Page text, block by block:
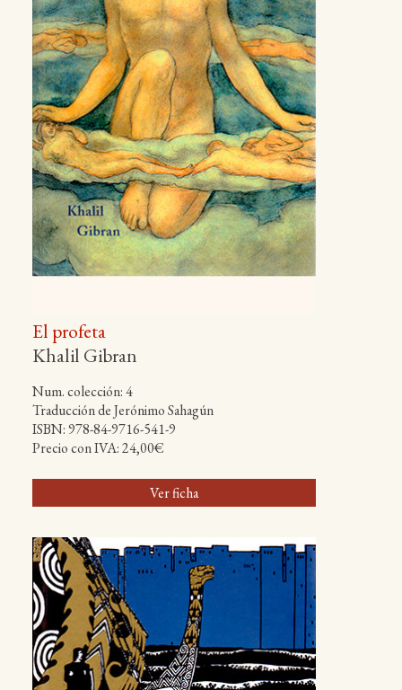
El profeta
Khalil Gibran
Num. colección: 4
Traducción de Jerónimo Sahagún
ISBN: 978-84-9716-541-9
Precio con IVA: 24,00€
Ver ficha